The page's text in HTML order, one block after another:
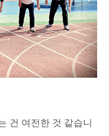
건 여전한 것 같습니